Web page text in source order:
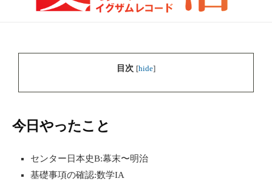
目次 [hide]
今日やったこと
センター日本史B:幕末〜明治
基礎事項の確認:数学IA